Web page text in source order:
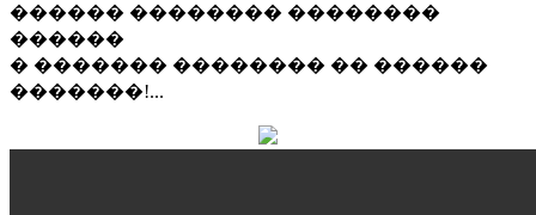
������ �������� ��������
������
� ������� �������� �� ������
�������!...